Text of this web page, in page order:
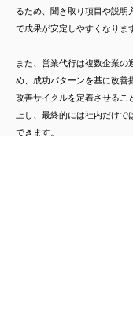
るため、聞き取り項目や説明
で成果が安定しやすくなりま
また、営業代行は複数企業の
め、成功パターンを基に改善
改善サイクルを定着させるこ
上し、最終的には社内だけ
できます。